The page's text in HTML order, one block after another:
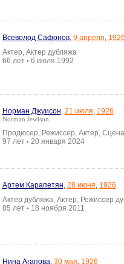
Всеволод Сафонов, 9 апреля,
Актер, Актер дубляжа
66 лет • 6 июля 1992
Норман Джуисон, 21 июля, 1926
Norman Jewison
Продюсер, Режиссер, Актер,
97 лет • 20 января 2024
Артем Карапетян, 28 июня, 1926
Актер дубляжа, Актер, Режиссер
85 лет • 18 ноября 2011
Нина Агапова, 30 мая, 1926